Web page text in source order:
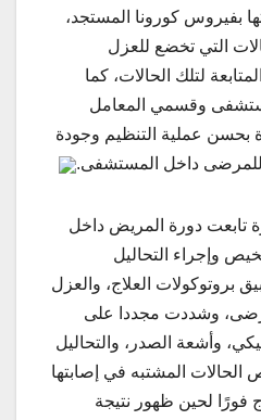
بفيروس كورونا المستجد،
التي تخضع للعزل
لتلك الحالات، كما
وقسمي المعامل
بحسن عملية التنظيم وجودة
للمرضى داخل المستشفى.
تابعت دورة المريض داخل
وإجراء التحاليل
بروتوكولات العلاج، والعزل
وشددت مجددا على
وأشعة الصدر، والتحاليل
الحالات المشتبه في إصابتها
فورًا لحين ظهور نتيجة